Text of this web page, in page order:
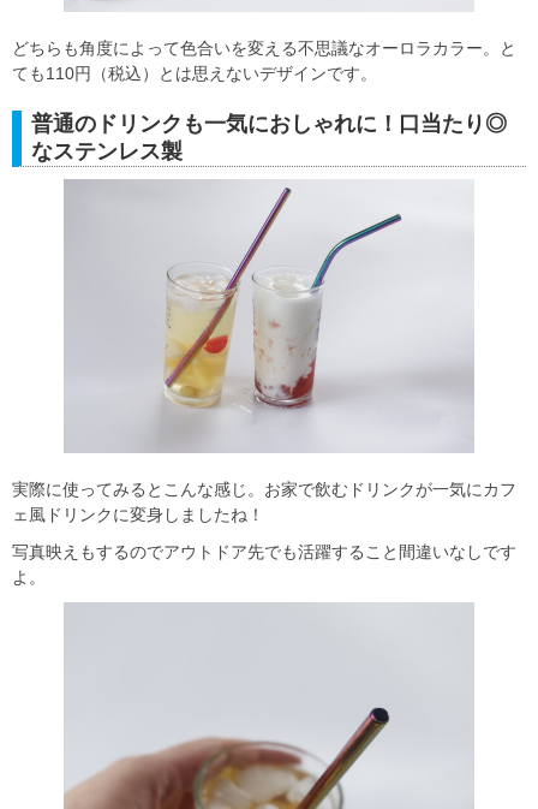
どちらも角度によって色合いを変える不思議なオーロラカラー。と
ても110円（税込）とは思えないデザインです。
普通のドリンクも一気におしゃれに！口当たり◎
なステンレス製
実際に使ってみるとこんな感じ。お家で飲むドリンクが一気にカフ
ェ風ドリンクに変身しましたね！
写真映えもするのでアウトドア先でも活躍すること間違いなしです
よ。